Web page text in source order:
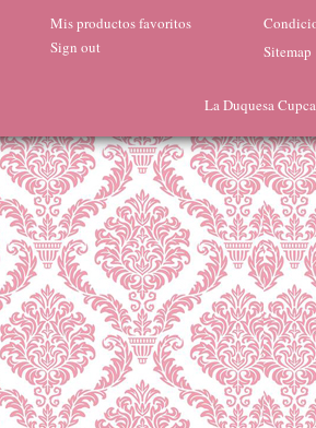
Mis productos favoritos
Sign out
Sitemap
La Duquesa